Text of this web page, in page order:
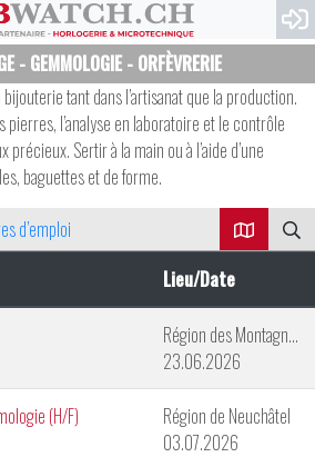
- GEMMOLOGIE - ORFÈVRERIE
tant dans l’artisanat que la production.
pierres, l’analyse en laboratoire et le contrôle
Sertir à la main ou à l’aide d’une
baguettes et de forme.
d’emploi
Lieu/Date
Région des Montagnes Neuchâteloises
23.06.2026
(H/F)
Région de Neuchâtel
03.07.2026